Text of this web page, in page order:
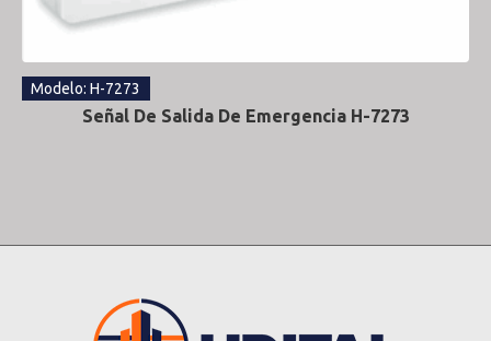
Modelo: H-7273
Señal De Salida De Emergencia H-7273